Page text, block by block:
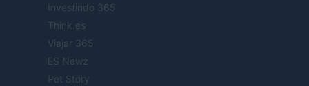
Investindo 365
Think.es
Viajar 365
ES Newz
Pet Story